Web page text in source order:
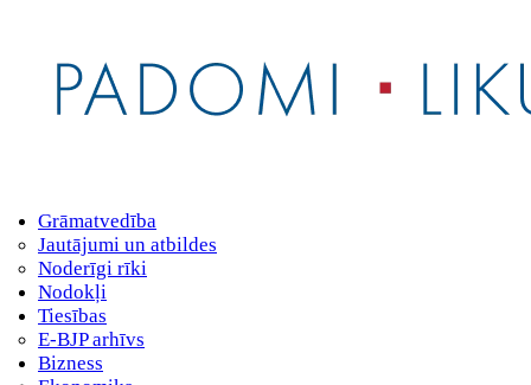
Grāmatvedība
Jautājumi un atbildes
Noderīgi rīki
Nodokļi
Tiesības
E-BJP arhīvs
Bizness